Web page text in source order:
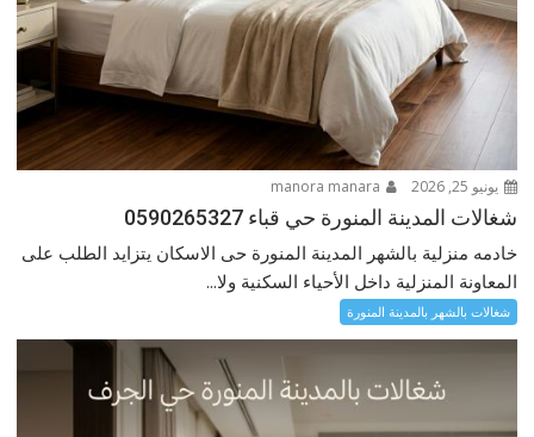
يونيو 25, 2026
شغالات المدينة المنورة حي قباء 0590265327
خادمه منزلية بالشهر المدينة المنورة حى الاسكان يتزايد الطلب على
المعاونة المنزلية داخل الأحياء السكنية ولا...
شغالات بالشهر بالمدينة المنورة